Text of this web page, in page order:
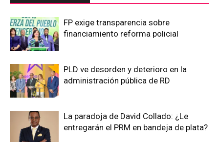
FP exige transparencia sobre
financiamiento reforma policial
PLD ve desorden y deterioro en la
administración pública de RD
La paradoja de David Collado: ¿Le
entregarán el PRM en bandeja de plata?​